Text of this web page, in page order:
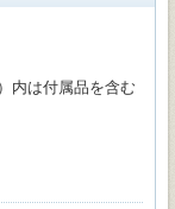
内は付属品を含む